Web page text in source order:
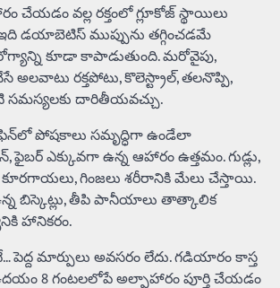
చేయడం వల్ల రక్తంలో గ్లూకోజ్ స్థాయిలు
డయాబెటిస్‌ ముప్పును తగ్గించడమే
కూడా కాపాడుతుంది. మరోవైపు,
అలవాటు రక్తపోటు, కొలెస్ట్రాల్‌, తలనొప్పి,
సమస్యలకు దారితీయవచ్చు.
పోషకాలు సమృద్ధిగా ఉండేలా
ఫైబర్‌ ఎక్కువగా ఉన్న ఆహారం ఉత్తమం. గుడ్లు,
కూరగాయలు, గింజలు శరీరానికి మేలు చేస్తాయి.
బిస్కెట్లు, తీపి పానీయాలు తాత్కాలిక
హానికరం.
మార్పులు అవసరం లేదు. గడియారం కాస్త
8 గంటలలోపే అల్పాహారం పూర్తి చేయడం